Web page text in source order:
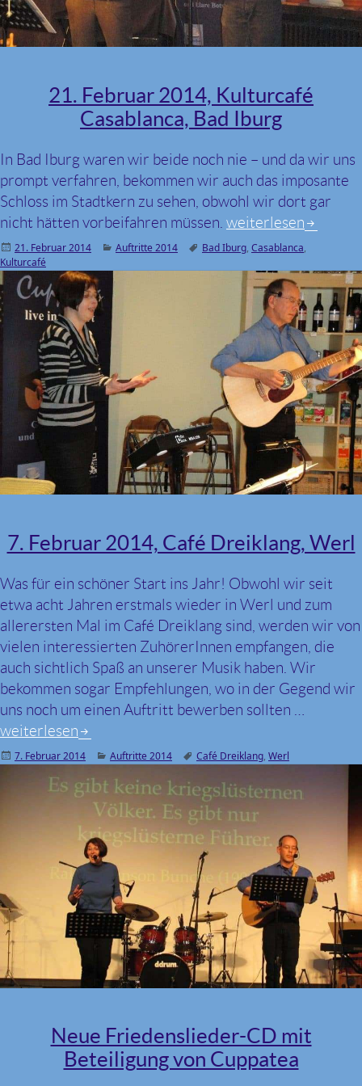
21. Februar 2014, Kulturcafé
Casablanca, Bad Iburg
In Bad Iburg waren wir beide noch nie – und da wir uns
prompt verfahren, bekommen wir auch das imposante
Schloss im Stadtkern zu sehen, obwohl wir dort gar
nicht hätten vorbeifahren müssen. 21. Februar 2014,
weiterlesen
Veröffentlicht
am
21. Februar 2014 Kategorien
Auftritte 2014 Schlagwörter
Bad Iburg, Casablanca,
Kulturcafé
7. Februar 2014, Café Dreiklang, Werl
Was für ein schöner Start ins Jahr! Obwohl wir seit
etwa acht Jahren erstmals wieder in Werl und zum
allerersten Mal im Café Dreiklang sind, werden wir von
vielen interessierten ZuhörerInnen empfangen, die
auch sichtlich Spaß an unserer Musik haben. Wir
bekommen sogar Empfehlungen, wo in der Gegend wir
uns noch um einen Auftritt bewerben sollten …
7. Februar 2014, Café Dreiklang, Werl
weiterlesen
Veröffentlicht
7. Februar 2014 Kategorien
Auftritte 2014 Schlagwörter
Café Dreiklang, Werl
Neue Friedenslieder-CD mit
Beteiligung von Cuppatea